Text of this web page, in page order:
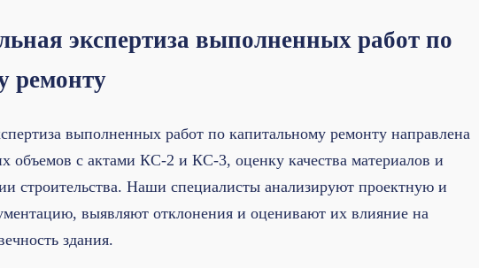
экспертиза выполненных работ по
ремонту
выполненных работ по капитальному ремонту направлена
объемов с актами КС-2 и КС-3, оценку качества материалов и
строительства. Наши специалисты анализируют проектную и
выявляют отклонения и оценивают их влияние на
здания.